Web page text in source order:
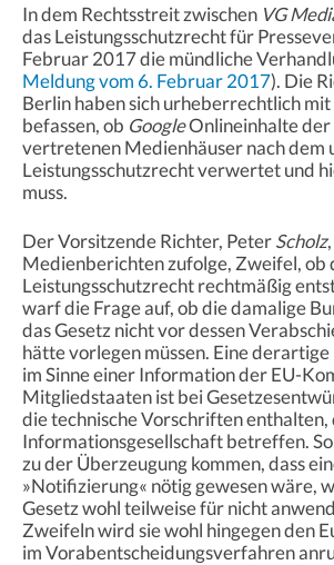
In dem Rechtsstreit zwischen VG
das Leistungsschutzrecht für
Februar 2017 die mündliche
Meldung vom 6. Februar 2017). Die
Berlin haben sich urheberrechtlich
befassen, ob GoogleOnlineinhalte der
vertretenen Medienhäuser nach dem
Leistungsschutzrecht verwertet und
muss.
Der Vorsitzende Richter, PeterScholz
Medienberichten zufolge, Zweifel, ob
Leistungsschutzrecht rechtmäßig
warf die Frage auf, ob die damalige
das Gesetz nicht vor dessen
hätte vorlegen müssen. Eine
im Sinne einer Information der EU-
Mitgliedstaaten ist bei
die technische Vorschriften
Informationsgesellschaft betreffen.
zu der Überzeugung kommen, dass
»Notifizierung« nötig gewesen wäre,
Gesetz wohl teilweise für nicht
Zweifeln wird sie wohl hingegen den
im Vorabentscheidungsverfahren